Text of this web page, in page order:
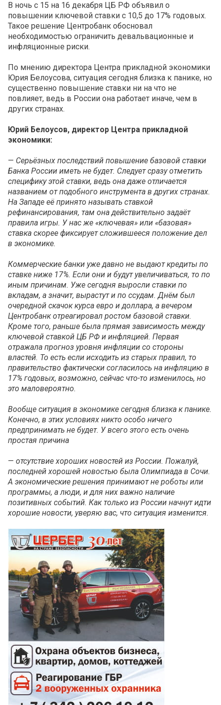
В ночь с 15 на 16 декабря ЦБ РФ объявил о
повышении ключевой ставки с 10,5 до 17% годовых.
Такое решение Центробанк обосновал
необходимостью ограничить девальвационные и
инфляционные риски.
По мнению директора Центра прикладной экономики
Юрия Белоусова, ситуация сегодня близка к панике, но
существенно повышение ставки ни на что не
повлияет, ведь в России она работает иначе, чем в
других странах.
Юрий Белоусов, директор Центра прикладной
экономики:
— Серьёзных последствий повышение базовой ставки
Банка России иметь не будет. Следует сразу отметить
специфику этой ставки, ведь она даже отличается
названием от подобного инструмента в других странах.
На Западе её принято называть ставкой
рефинансирования, там она действительно задаёт
правила игры. У нас же «ключевая» или «базовая»
ставка скорее фиксирует сложившееся положение дел
в экономике.
Коммерческие банки уже давно не выдают кредиты по
ставке ниже 17%. Если они и будут увеличиваться, то по
иным причинам. Уже сегодня выросли ставки по
вкладам, а значит, вырастут и по ссудам. Днём был
очередной скачок курса евро и доллара, а вечером
Центробанк отреагировал ростом базовой ставки.
Кроме того, раньше была прямая зависимость между
ключевой ставкой ЦБ РФ и инфляцией. Первая
отражала прогноз уровня инфляции со стороны
властей. То есть если исходить из старых правил, то
правительство фактически согласилось на инфляцию в
17% годовых, возможно, сейчас что-то изменилось, но
это маловероятно.
Вообще ситуация в экономике сегодня близка к панике.
Конечно, в этих условиях никто особо ничего
предпринимать не будет. У всего этого есть очень
простая причина
— отсутствие хороших новостей из России. Пожалуй,
последней хорошей новостью была Олимпиада в Сочи.
А экономические решения принимают не роботы или
программы, а люди, и для них важно наличие
позитивных событий. Как только из России начнут идти
хорошие новости, уверяю вас, что ситуация изменится.